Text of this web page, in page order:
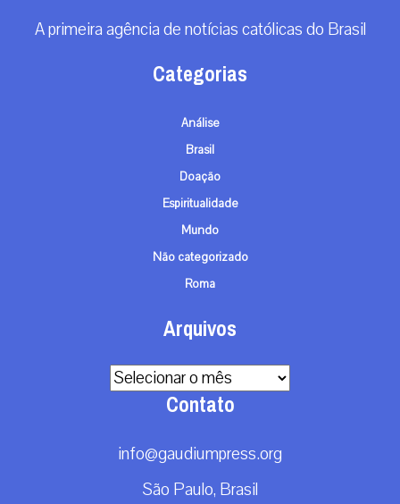
A primeira agência de notícias católicas do Brasil
Categorias
Análise
Brasil
Doação
Espiritualidade
Mundo
Não categorizado
Roma
Arquivos
Arquivos
Contato
info@gaudiumpress.org
São Paulo, Brasil